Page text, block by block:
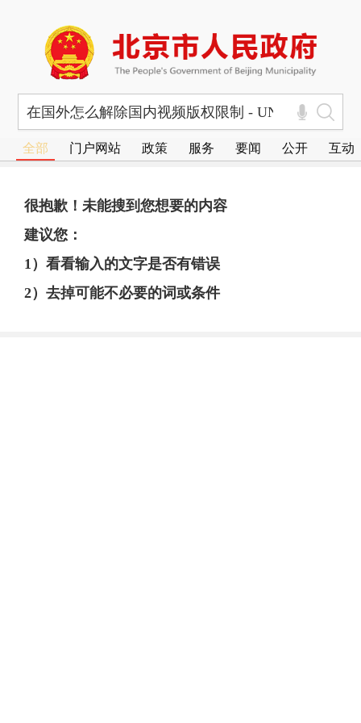
全部 门户网站 政策 服务 要闻 公开 互动
很抱歉！未能搜到您想要的内容
建议您：
1）看看输入的文字是否有错误
2）去掉可能不必要的词或条件